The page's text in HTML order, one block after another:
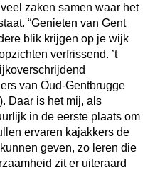
zaken samen waar het
“Genieten van Gent
blik krijgen op je wijk
verfrissend. ’t
van Oud-Gentbrugge
Daar is het mij, als
in de eerste plaats om
ervaren kajakkers de
geven, zo leren die
zit er uiteraard